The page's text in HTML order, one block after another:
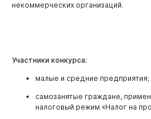
Бизнесу
некоммерческих организаций.
Участники конкурса:
малые и средние предприятия;
самозанятые граждане,
налоговый режим «Налог на